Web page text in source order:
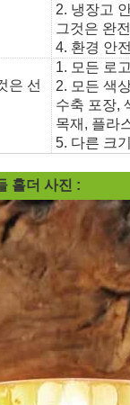
2. 냉장고
그것은 완
4. 환경 안
은 선
1. 모든 로
2. 모든 색
수축 포장,
목재, 플라
5. 다른 크
홀더 사진 :